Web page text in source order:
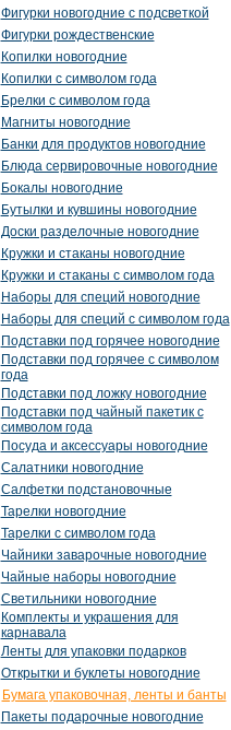
Фигурки новогодние с подсветкой
Фигурки рождественские
Копилки новогодние
Копилки с символом года
Брелки с символом года
Магниты новогодние
Банки для продуктов новогодние
Блюда сервировочные новогодние
Бокалы новогодние
Бутылки и кувшины новогодние
Доски разделочные новогодние
Кружки и стаканы новогодние
Кружки и стаканы с символом года
Наборы для специй новогодние
Наборы для специй с символом года
Подставки под горячее новогодние
Подставки под горячее с символом
года
Подставки под ложку новогодние
Подставки под чайный пакетик с
символом года
Посуда и аксессуары новогодние
Салатники новогодние
Салфетки подстановочные
Тарелки новогодние
Тарелки с символом года
Чайники заварочные новогодние
Чайные наборы новогодние
Светильники новогодние
Комплекты и украшения для
карнавала
Ленты для упаковки подарков
Открытки и буклеты новогодние
Бумага упаковочная, ленты и банты
Пакеты подарочные новогодние